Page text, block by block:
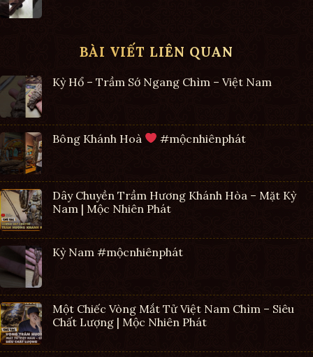
BÀI VIẾT LIÊN QUAN
Kỳ Hổ – Trầm Sớ Ngang Chìm – Việt Nam
Bông Khánh Hoà #mộcnhiênphát
Dây Chuyền Trầm Hương Khánh Hòa – Mặt Kỳ
Nam | Mộc Nhiên Phát
Kỳ Nam #mộcnhiênphát
Một Chiếc Vòng Mắt Tử Việt Nam Chìm – Siêu
Chất Lượng | Mộc Nhiên Phát